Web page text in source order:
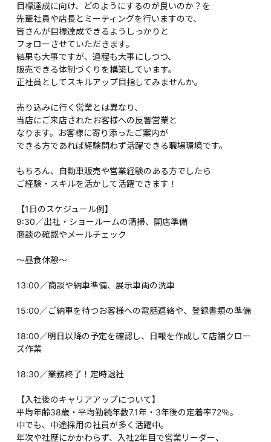
目標達成に向け、どのようにするのが良いのか？を
先輩社員や店長とミーティングを行いますので、
皆さんが目標達成できるようしっかりと
フォローさせていただきます。
結果も大事ですが、過程も大事にしつつ、
販売できる体制づくりを構築しています。
正社員としてスキルアップ目指してみませんか。
売り込みに行く営業とは異なり、
当店にご来店されたお客様への反響営業と
なります。お客様に寄り添ったご案内が
できる方であれば経験問わず活躍できる職場環境です。
もちろん、自動車販売や営業経験のある方でしたら
ご経験・スキルを活かして活躍できます！
【1日のスケジュール例】
9:30／出社・ショールームの清掃、開店準備
商談の確認やメールチェック
～昼食休憩～
13:00／商談や納車準備、展示車両の洗車
15:00／ご納車を待つお客様への電話連絡や、登録書類の準備
18:00／明日以降の予定を確認し、日報を作成して店舗クロー
ズ作業
18:30／業務終了！定時退社
【入社後のキャリアアップについて】
平均年齢38歳・平均勤続年数7.1年・3年後の定着率72％。
中でも、中途採用の社員が多く活躍中。
年次や社歴にかかわらず、入社2年目で営業リーダー、